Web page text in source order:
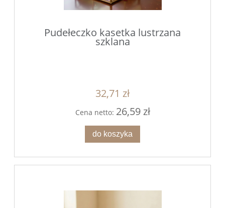
Pudełeczko kasetka lustrzana
szklana
32,71 zł
Cena netto: 26,59 zł
do koszyka